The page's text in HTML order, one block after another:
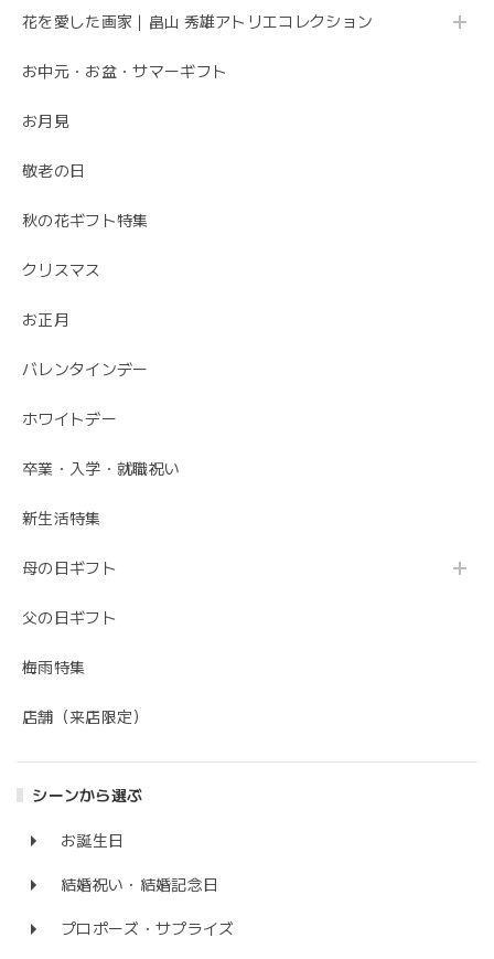
花を愛した画家｜畠山 秀雄アトリエコレクション
お中元・お盆・サマーギフト
お月見
敬老の日
秋の花ギフト特集
クリスマス
お正月
バレンタインデー
ホワイトデー
卒業・入学・就職祝い
新生活特集
母の日ギフト
父の日ギフト
梅雨特集
店舗（来店限定）
シーンから選ぶ
お誕生日
結婚祝い・結婚記念日
プロポーズ・サプライズ